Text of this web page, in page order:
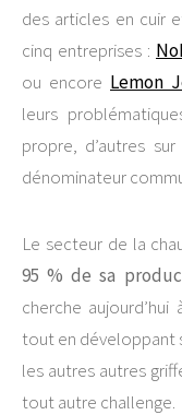
des articles en cuir
cinq entreprises :
ou encore Lemon
leurs
propre, d’autres
dénominateur
Le secteur de la
95 % de sa
cherche
tout en développant
les autres autres
tout autre challenge.